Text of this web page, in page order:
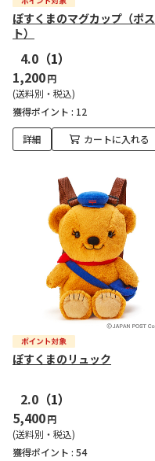
ぽすくまのマグカップ（ポス
ト）
4.0 （1）
1,200円
(送料別・税込)
獲得ポイント : 12
詳細 カートに入れる
ぽすくまのリュック
2.0 （1）
5,400円
(送料別・税込)
獲得ポイント : 54